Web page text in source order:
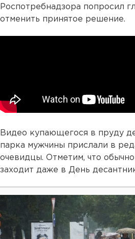
Роспотребнадзора попросил
отменить принятое решение.
Видео купающегося в пруду
парка мужчины прислали в
очевидцы. Отметим, что
заходит даже в День